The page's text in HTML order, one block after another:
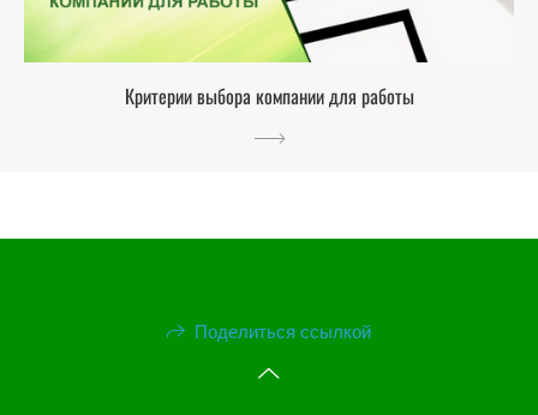
Критерии выбора компании для работы
Поделиться ссылкой